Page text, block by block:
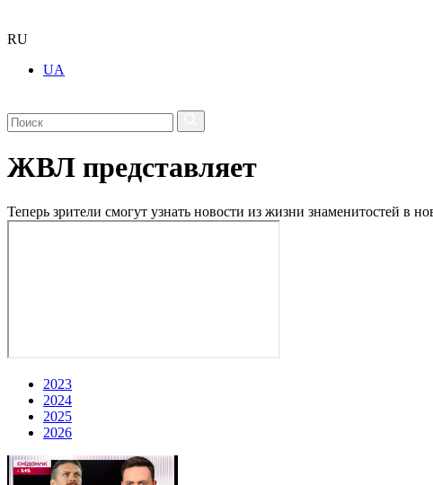
RU
UA
ЖВЛ представляет
Теперь зрители смогут узнать новости из жизни знаменитостей
2023
2024
2025
2026